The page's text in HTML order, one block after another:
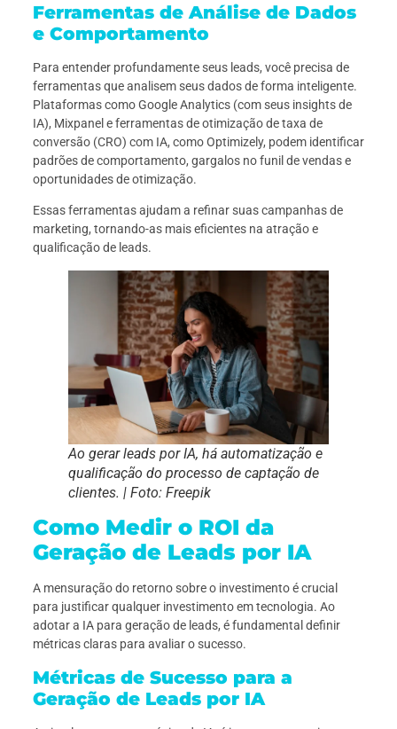
Ferramentas de Análise de Dados
e Comportamento
Para entender profundamente seus leads, você precisa de
ferramentas que analisem seus dados de forma inteligente.
Plataformas como Google Analytics (com seus insights de
IA), Mixpanel e ferramentas de otimização de taxa de
conversão (CRO) com IA, como Optimizely, podem identificar
padrões de comportamento, gargalos no funil de vendas e
oportunidades de otimização.
Essas ferramentas ajudam a refinar suas campanhas de
marketing, tornando-as mais eficientes na atração e
qualificação de leads.
Ao gerar leads por IA, há automatização e
qualificação do processo de captação de
clientes. | Foto: Freepik
Como Medir o ROI da
Geração de Leads por IA
A mensuração do retorno sobre o investimento é crucial
para justificar qualquer investimento em tecnologia. Ao
adotar a IA para geração de leads, é fundamental definir
métricas claras para avaliar o sucesso.
Métricas de Sucesso para a
Geração de Leads por IA